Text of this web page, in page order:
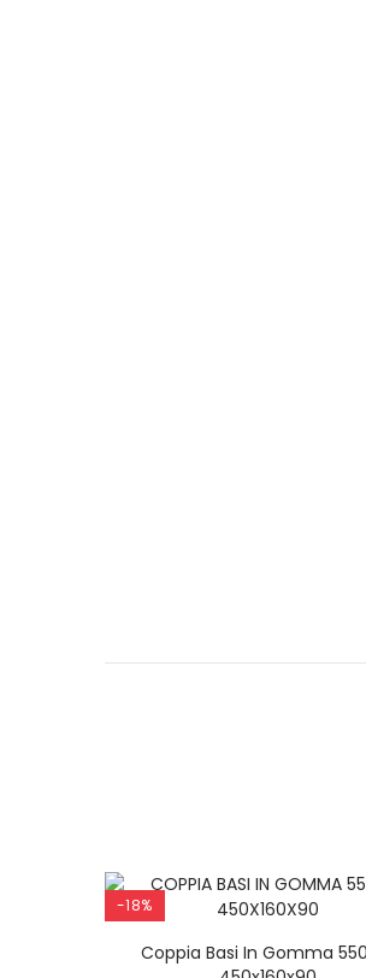
-18%
Coppia Basi In Gomma